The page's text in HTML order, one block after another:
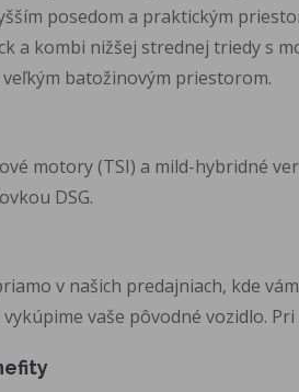
posedom a praktickým
a kombi nižšej strednej triedy s
batožinovým priestorom.
motory (TSI) a mild-hybridné
DSG.
v našich predajniach, kde
vaše pôvodné vozidlo.